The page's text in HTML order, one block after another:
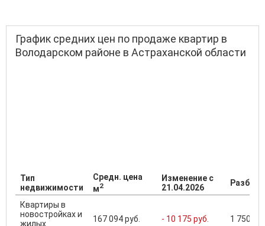
График средних цен по продаже квартир в
Володарском районе в Астраханской области
Тип
недвижимости
Средн. цена
м2
Изменение с
21.04.2026
Квартиры в
новостройках и
жилых
167 094 руб. - 10 175 руб. 1 750